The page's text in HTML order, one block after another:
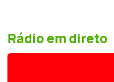
Rádio em direto